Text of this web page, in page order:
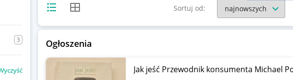
3
Widok listyWidok siatki Sortuj od:
Ogłoszenia
Jak jeść Przewodnik konsumenta Michael